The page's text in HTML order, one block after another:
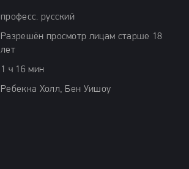
професс. русский
Разрешён просмотр лицам старше 18
лет
1 ч 16 мин
Ребекка Холл, Бен Уишоу